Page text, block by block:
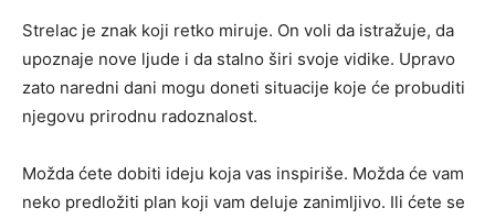
Strelac je znak koji retko miruje. On voli da istražuje, da
upoznaje nove ljude i da stalno širi svoje vidike. Upravo
zato naredni dani mogu doneti situacije koje će probuditi
njegovu prirodnu radoznalost.
Možda ćete dobiti ideju koja vas inspiriše. Možda će vam
neko predložiti plan koji vam deluje zanimljivo. Ili ćete se